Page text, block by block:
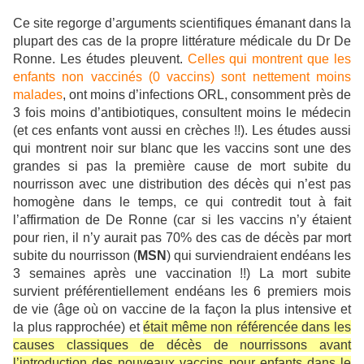
Ce site regorge d’arguments scientifiques émanant dans la
plupart des cas de la propre littérature médicale du Dr De
Ronne. Les études pleuvent. Celles qui montrent que les
enfants non vaccinés (0 vaccins) sont nettement moins
malades, ont moins d’infections ORL, consomment près de
3 fois moins d’antibiotiques, consultent moins le médecin
(et ces enfants vont aussi en crèches !!). Les études aussi
qui montrent noir sur blanc que les vaccins sont une des
grandes si pas la première cause de mort subite du
nourrisson avec une distribution des décès qui n’est pas
homogène dans le temps, ce qui contredit tout à fait
l’affirmation de De Ronne (car si les vaccins n’y étaient
pour rien, il n’y aurait pas 70% des cas de décès par mort
subite du nourrisson (MSN) qui surviendraient endéans les
3 semaines après une vaccination !!) La mort subite
survient préférentiellement endéans les 6 premiers mois
de vie (âge où on vaccine de la façon la plus intensive et
la plus rapprochée) etétait même non référencée dans les
causes classiques de décès de nourrissons avant